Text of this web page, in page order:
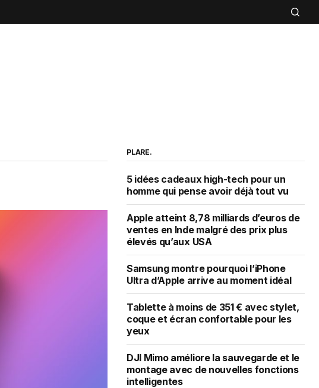
PLARE.
5 idées cadeaux high-tech pour un
homme qui pense avoir déjà tout vu
Apple atteint 8,78 milliards d’euros de
ventes en Inde malgré des prix plus
élevés qu’aux USA
Samsung montre pourquoi l’iPhone
Ultra d’Apple arrive au moment idéal
Tablette à moins de 351 € avec stylet,
coque et écran confortable pour les
yeux
DJI Mimo améliore la sauvegarde et le
montage avec de nouvelles fonctions
intelligentes